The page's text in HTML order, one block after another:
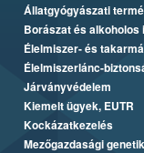
Állatgyógyászati
Borászat és alkoholos
Élelmiszer- és
Élelmiszerlánc-
Járványvédelem
Kiemelt ügyek, EUTR
Kockázatkezelés
Mezőgazdasági